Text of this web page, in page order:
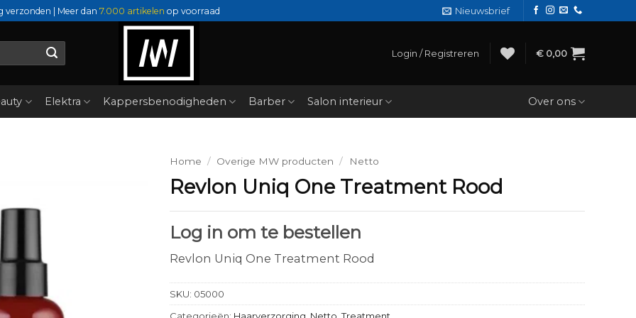
verzonden | Meer dan 7.000 artikelen op voorraad Nieuwsbrief
Login / Registreren € 0,00
Elektra Kappersbenodigheden Barber Salon interieur Over ons
Home / Overige MW producten / Netto
Revlon Uniq One Treatment Rood
Log in om te bestellen
Revlon Uniq One Treatment Rood
SKU: 05000